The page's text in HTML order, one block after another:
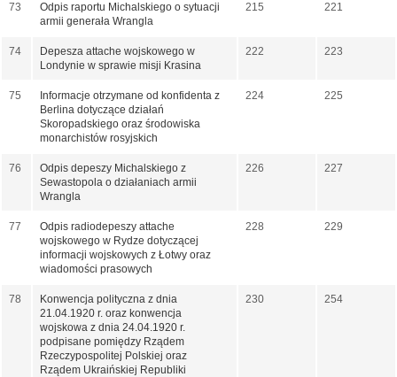
73
Odpis raportu Michalskiego o sytuacji
armii generała Wrangla
215 221
74
Depesza attache wojskowego w
Londynie w sprawie misji Krasina
222 223
75
Informacje otrzymane od konfidenta z
Berlina dotyczące działań
Skoropadskiego oraz środowiska
monarchistów rosyjskich
224 225
76
Odpis depeszy Michalskiego z
Sewastopola o działaniach armii
Wrangla
226 227
77
Odpis radiodepeszy attache
wojskowego w Rydze dotyczącej
informacji wojskowych z Łotwy oraz
wiadomości prasowych
228 229
78
Konwencja polityczna z dnia
21.04.1920 r. oraz konwencja
wojskowa z dnia 24.04.1920 r.
podpisane pomiędzy Rządem
Rzeczypospolitej Polskiej oraz
Rządem Ukraińskiej Republiki
230 254